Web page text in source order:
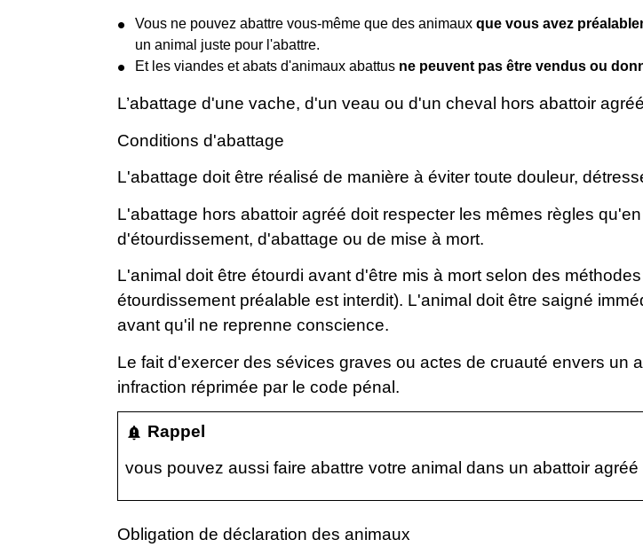
Vous ne pouvez abattre vous-même que des animaux que vous avez
un animal juste pour l'abattre.
Et les viandes et abats d'animaux abattus ne peuvent pas être vendus ou
L’abattage d'une vache, d'un veau ou d'un cheval hors abattoir
Conditions d'abattage
L'abattage doit être réalisé de manière à éviter toute douleur,
L'abattage hors abattoir agréé doit respecter les mêmes règles
d'étourdissement, d'abattage ou de mise à mort.
L'animal doit être étourdi avant d'être mis à mort selon des
étourdissement préalable est interdit). L'animal doit être saigné
avant qu'il ne reprenne conscience.
Le fait d'exercer des sévices graves ou actes de cruauté envers un
infraction réprimée par le code pénal.
notification_important Rappel
vous pouvez aussi faire abattre votre animal dans un abattoir
Obligation de déclaration des animaux